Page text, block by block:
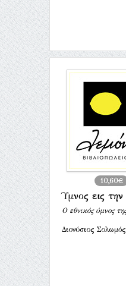
10,60€
Ύμνος εις την
Ο εθνικός ύμνος
Διονύσιος Σολωμός